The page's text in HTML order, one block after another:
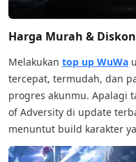
Harga Murah &
Melakukan top up WuWa
tercepat, termudah, dan
progres akunmu. Apalagi
of Adversity di update
menuntut build karakter